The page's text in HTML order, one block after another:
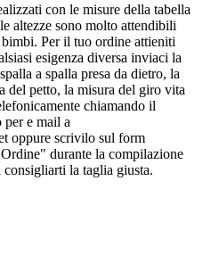
con le misure della tabella
altezze sono molto attendibili
Per il tuo ordine attieniti
esigenza diversa inviaci la
a spalla presa da dietro, la
del petto, la misura del giro vita
chiamando il
e mail a
oppure scrivilo sul form
durante la compilazione
consigliarti la taglia giusta.